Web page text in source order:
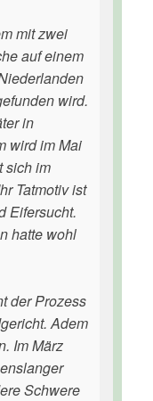
mit zwei
auf einem
wird.
in
wird im Mai
sich im
Tatmotiv ist
Eifersucht.
hatte wohl
der Prozess
Adem
Im März
Schwere